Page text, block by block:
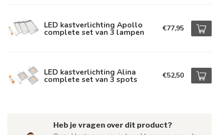
LED kastverlichting Apollo
complete set van 3 lampen €77,95
LED kastverlichting Alina
complete set van 3 spots €52,50
Heb je vragen over dit product?